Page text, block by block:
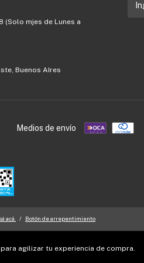
para agilizar tu experiencia de compra.
(Solo mjes de Lunes a
Buenos AIres
Medios de envío
acá. / Botón de arrepentimiento